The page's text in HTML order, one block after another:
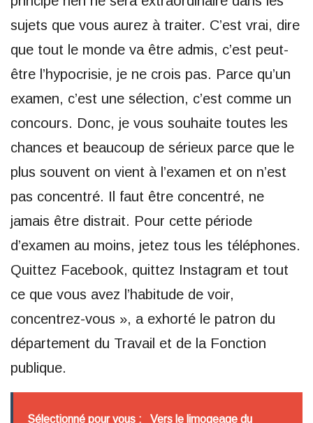
sujets que vous aurez à traiter. C’est vrai, dire
que tout le monde va être admis, c’est peut-
être l’hypocrisie, je ne crois pas. Parce qu’un
examen, c’est une sélection, c’est comme un
concours. Donc, je vous souhaite toutes les
chances et beaucoup de sérieux parce que le
plus souvent on vient à l’examen et on n’est
pas concentré. Il faut être concentré, ne
jamais être distrait. Pour cette période
d’examen au moins, jetez tous les téléphones.
Quittez Facebook, quittez Instagram et tout
ce que vous avez l’habitude de voir,
concentrez-vous », a exhorté le patron du
département du Travail et de la Fonction
publique.
Sélectionné pour vous : Vers le limogeage du